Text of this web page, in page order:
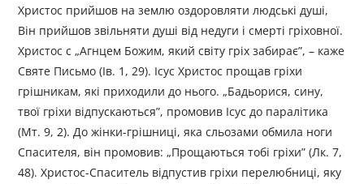
Христос прийшов на землю оздоровляти людські душі,
Він прийшов звільняти душі від недуги і смерті гріховної.
Христос с „Агнцем Божим, який світу гріх забирає”, – каже
Святе Письмо (Ів. 1, 29). Ісус Христос прощав гріхи
грішникам, які приходили до нього. „Бадьорися, сину,
твої гріхи відпускаються”, промовив Ісус до паралітика
(Мт. 9, 2). До жінки-грішниці, яка сльозами обмила ноги
Спасителя, він промовив: „Прощаються тобі гріхи” (Лк. 7,
48). Христос-Спаситель відпустив гріхи перелюбниці, яку